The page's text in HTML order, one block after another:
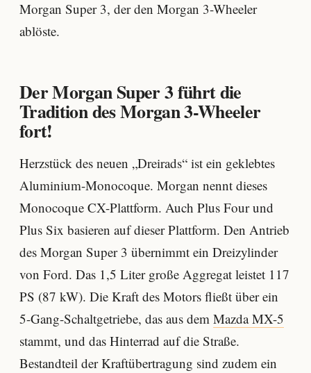
Morgan Super 3, der den Morgan 3-Wheeler
ablöste.
Der Morgan Super 3 führt die
Tradition des Morgan 3-Wheeler
fort!
Herzstück des neuen „Dreirads“ ist ein geklebtes
Aluminium-Monocoque. Morgan nennt dieses
Monocoque CX-Plattform. Auch Plus Four und
Plus Six basieren auf dieser Plattform. Den Antrieb
des Morgan Super 3 übernimmt ein Dreizylinder
von Ford. Das 1,5 Liter große Aggregat leistet 117
PS (87 kW). Die Kraft des Motors fließt über ein
5-Gang-Schaltgetriebe, das aus dem Mazda MX-5
stammt, und das Hinterrad auf die Straße.
Bestandteil der Kraftübertragung sind zudem ein